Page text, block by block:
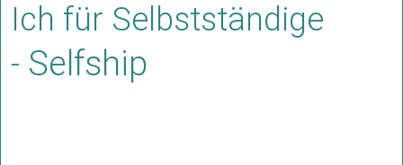
Ich für Selbstständige
- Selfship